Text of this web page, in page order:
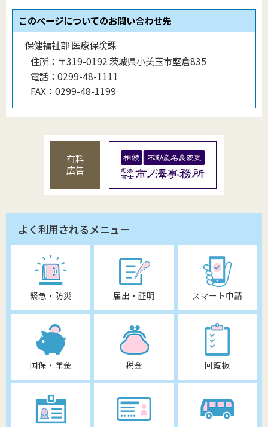
このページについてのお問い合わせ先
保健福祉部 医療保険課
住所： 〒319-0192 茨城県小美玉市堅倉835
電話： 0299-48-1111
FAX： 0299-48-1199
有料
広告
よく利用されるメニュー
緊急・防災 届出・証明 スマート申請
国保・年金 税金 回覧板